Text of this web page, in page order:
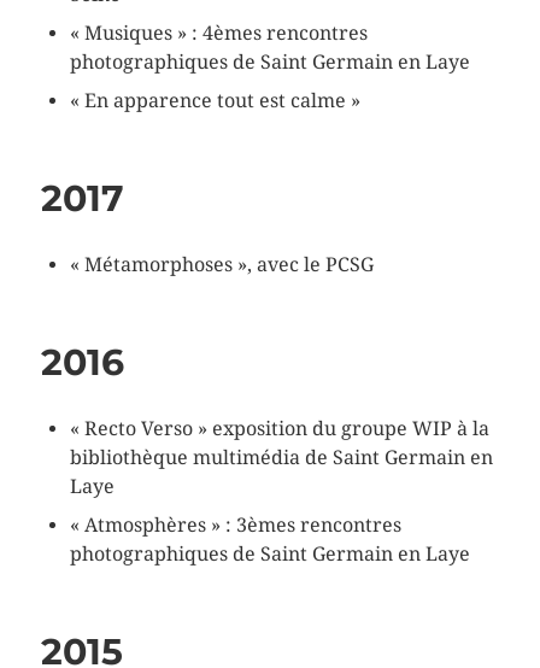
« Musiques » : 4èmes rencontres
photographiques de Saint Germain en Laye
« En apparence tout est calme »
2017
« Métamorphoses », avec le PCSG
2016
« Recto Verso » exposition du groupe WIP à la
bibliothèque multimédia de Saint Germain en
Laye
« Atmosphères » : 3èmes rencontres
photographiques de Saint Germain en Laye
2015